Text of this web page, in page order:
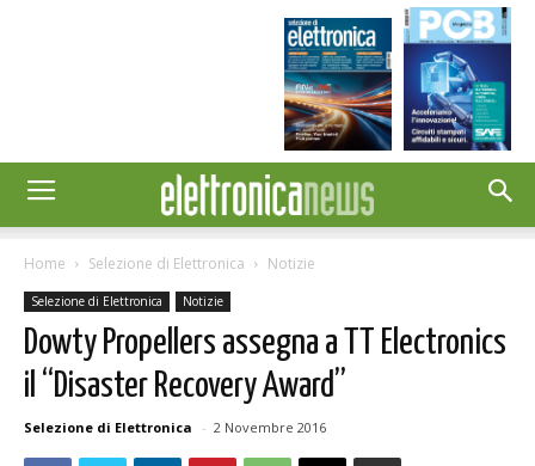
Home Selezione di Elettronica Notizie
Selezione di Elettronica Notizie
Dowty Propellers assegna a TT Electronics
il “Disaster Recovery Award”
Selezione di Elettronica - 2 Novembre 2016